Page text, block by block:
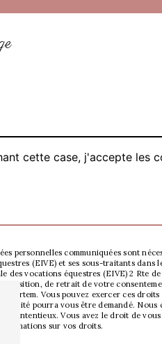
cette case, j'accepte les
personnelles communiquées sont
(EIVE) et ses sous-traitants dans
des vocations équestres (EIVE) 2 Rte
de retrait de votre
mortem. Vous pouvez exercer ces
pourra vous être demandé.
contentieux. Vous avez le droit de
sur vos droits.